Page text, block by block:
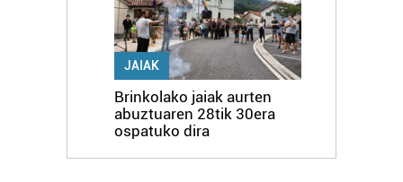
JAIAK
Brinkolako jaiak aurten
abuztuaren 28tik 30era
ospatuko dira